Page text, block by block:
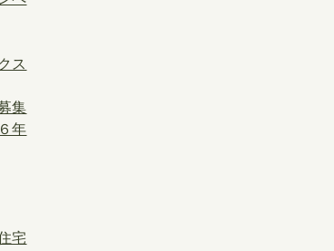
ス
集
年
宅